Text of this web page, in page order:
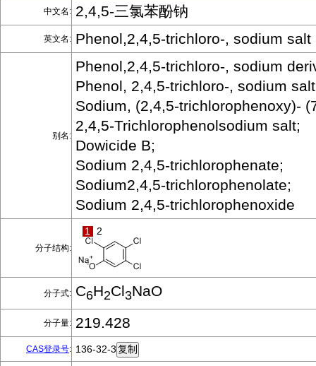
中文名: 2,4,5-三氯苯酚钠
英文名: Phenol,2,4,5-trichloro-, sodium salt
别名:
Phenol,2,4,5-trichloro-, sodium
Phenol, 2,4,5-trichloro-, sodium
Sodium, (2,4,5-trichlorophenoxy)-
2,4,5-Trichlorophenolsodium salt;
Dowicide B;
Sodium 2,4,5-trichlorophenate;
Sodium2,4,5-trichlorophenolate;
Sodium 2,4,5-trichlorophenoxide
分子结构:
1 2
分子式: C6H2Cl3NaO
分子量: 219.428
CAS登录号: 136-32-3